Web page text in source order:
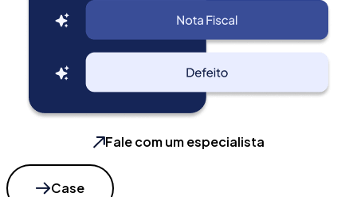
Fale com um especialista
Case